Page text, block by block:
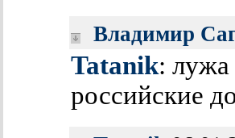
Владимир
Tatanik: лужа
российские